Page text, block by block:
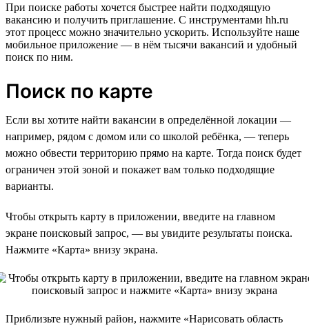
При поиске работы хочется быстрее найти подходящую
вакансию и получить приглашение. С инструментами hh.ru
этот процесс можно значительно ускорить. Используйте наше
мобильное приложение — в нём тысячи вакансий и удобный
поиск по ним.
Поиск по карте
Если вы хотите найти вакансии в определённой локации —
например, рядом с домом или со школой ребёнка, — теперь
можно обвести территорию прямо на карте. Тогда поиск будет
ограничен этой зоной и покажет вам только подходящие
варианты.
Чтобы открыть карту в приложении, введите на главном
экране поисковый запрос, — вы увидите результаты поиска.
Нажмите «Карта» внизу экрана.
Приблизьте нужный район, нажмите «Нарисовать область